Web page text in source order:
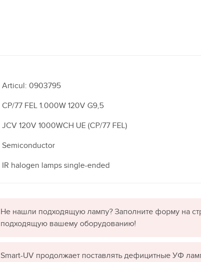
Articul: 0903795
CP/77 FEL 1.000W 120V G9,5
JCV 120V 1000WCH UE (CP/77 FEL)
Semiconductor
IR halogen lamps single-ended
Не нашли подходящую лампу? Заполните форму на
подходящую вашему оборудованию!
Smart-UV продолжает поставлять дефицитные УФ